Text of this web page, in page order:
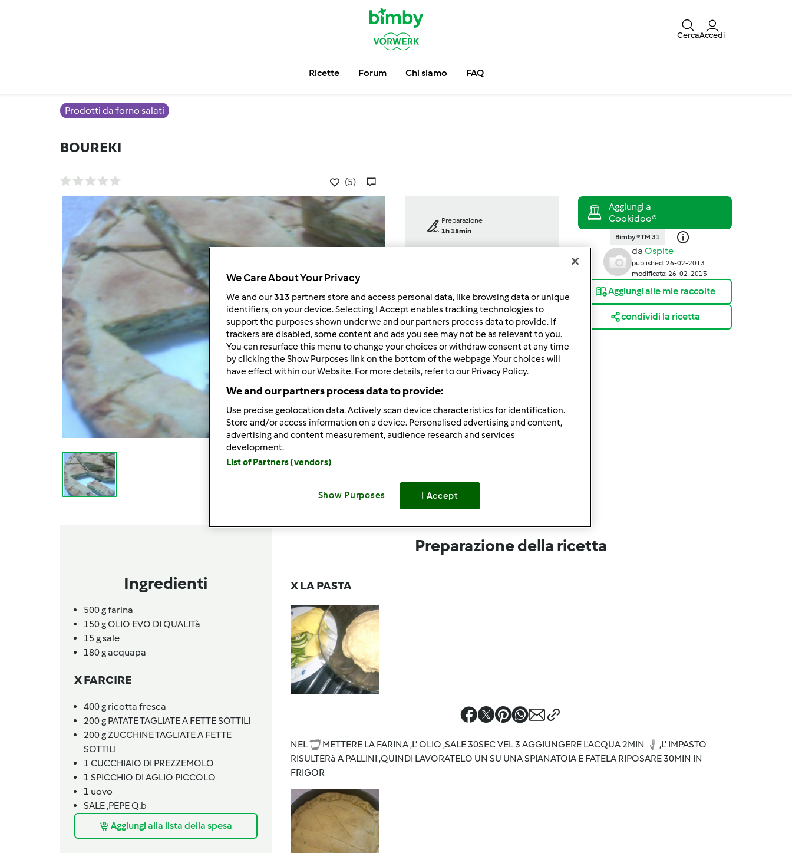
CercaAccedi
Ricette Forum Chi siamo FAQ
Prodotti da forno salati
BOUREKI
(5)
Preparazione
1h 15min
porzione/porzioni
10persona/persone
medio
Bimby ® TM 31
da Ospite
published: 26-02-2013
modificata: 26-02-2013
Aggiungi alle mie raccolte
condividi la ricetta
Ingredienti
500gfarina
150gOLIO EVO DI QUALITà
15 gsale
180gacquapa
X FARCIRE
400g ricotta fresca
200g PATATE TAGLIATE A FETTE SOTTILI
200gZUCCHINE TAGLIATE A FETTE
SOTTILI
1 CUCCHIAIO DI PREZZEMOLO
1 SPICCHIO DI AGLIO PICCOLO
1 uovo
SALE ,PEPE Q.b
Aggiungi alla lista della spesa
Preparazione della ricetta
X LA PASTA
NEL METTERE LA FARINA ,L' OLIO ,SALE 30SEC VEL 3 AGGIUNGERE L'ACQUA 2MIN
,L' IMPASTO
RISULTERà A PALLINI ,QUINDI LAVORATELO UN SU UNA SPIANATOIA E FATELA RIPOSARE 30MIN IN
FRIGOR
We Care About Your Privacy
We and our313 partners store and access personal data, like browsing data or unique
identifiers, on your device. Selecting I Accept enables tracking technologies to
support the purposes shown under we and our partners process data to provide. If
trackers are disabled, some content and ads you see may not be as relevant to you.
You can resurface this menu to change your choices or withdraw consent at any time
by clicking the Show Purposes link on the bottom of the webpage .Your choices will
have effect within our Website. For more details, refer to our Privacy Policy.
We and our partners process data to provide:
Use precise geolocation data. Actively scan device characteristics for identification.
Store and/or access information on a device. Personalised advertising and content,
advertising and content measurement, audience research and services
development.
List of Partners (vendors)
Show Purposes I Accept